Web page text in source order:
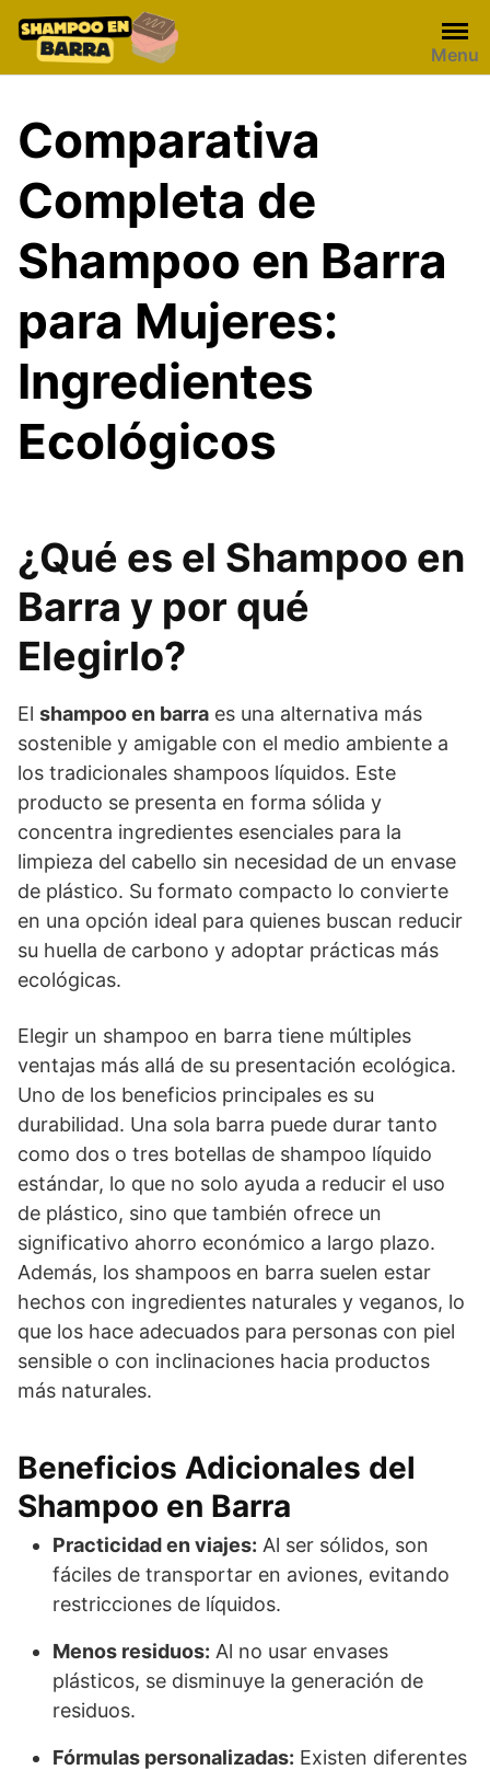
content
Menu
Comparativa
Completa de
Shampoo en Barra
para Mujeres:
Ingredientes
Ecológicos
¿Qué es el Shampoo en
Barra y por qué
Elegirlo?
El shampoo en barra es una alternativa más
sostenible y amigable con el medio ambiente a
los tradicionales shampoos líquidos. Este
producto se presenta en forma sólida y
concentra ingredientes esenciales para la
limpieza del cabello sin necesidad de un envase
de plástico. Su formato compacto lo convierte
en una opción ideal para quienes buscan reducir
su huella de carbono y adoptar prácticas más
ecológicas.
Elegir un shampoo en barra tiene múltiples
ventajas más allá de su presentación ecológica.
Uno de los beneficios principales es su
durabilidad. Una sola barra puede durar tanto
como dos o tres botellas de shampoo líquido
estándar, lo que no solo ayuda a reducir el uso
de plástico, sino que también ofrece un
significativo ahorro económico a largo plazo.
Además, los shampoos en barra suelen estar
hechos con ingredientes naturales y veganos, lo
que los hace adecuados para personas con piel
sensible o con inclinaciones hacia productos
más naturales.
Beneficios Adicionales del
Shampoo en Barra
Practicidad en viajes: Al ser sólidos, son
fáciles de transportar en aviones, evitando
restricciones de líquidos.
Menos residuos: Al no usar envases
plásticos, se disminuye la generación de
residuos.
Fórmulas personalizadas: Existen diferentes